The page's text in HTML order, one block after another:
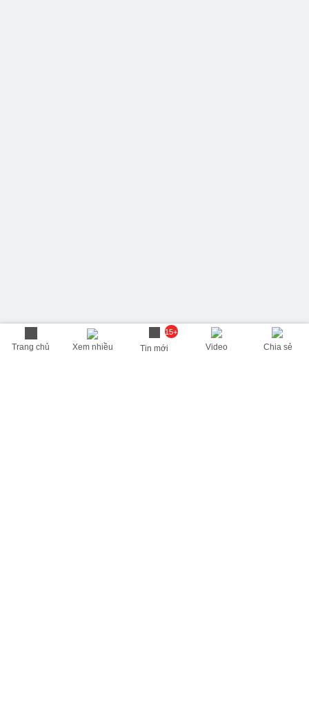
Trang chủ Xem nhiều
15+
Tin mới Video Chia sẻ